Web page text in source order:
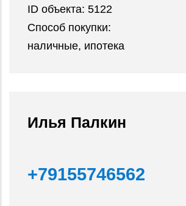
ID объекта: 5122
Способ покупки:
наличные, ипотека
Илья Палкин
+79155746562